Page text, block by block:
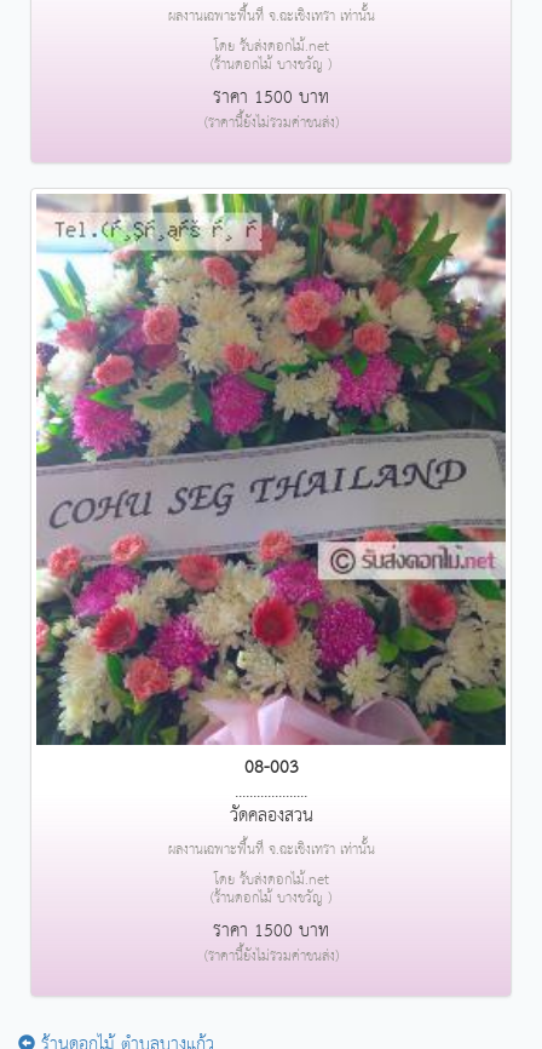
ผลงานเฉพาะพื้นที่ จ.ฉะเชิงเทรา เท่านั้น
โดย รับส่งดอกไม้.net
(ร้านดอกไม้ บางขวัญ )
ราคา 1500 บาท
(ราคานี้ยังไม่รวมค่าขนส่ง)
08-003
....................
วัดคลองสวน
ผลงานเฉพาะพื้นที่ จ.ฉะเชิงเทรา เท่านั้น
โดย รับส่งดอกไม้.net
(ร้านดอกไม้ บางขวัญ )
ราคา 1500 บาท
(ราคานี้ยังไม่รวมค่าขนส่ง)